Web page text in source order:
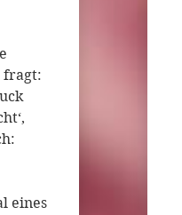
fragt:
eines